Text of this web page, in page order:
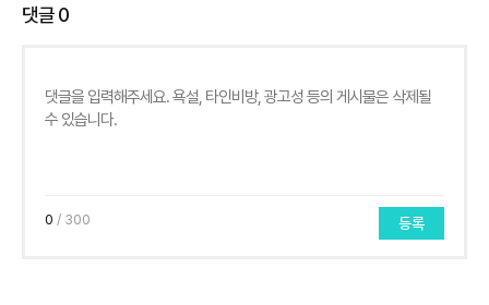
댓글0
0 / 300 등록